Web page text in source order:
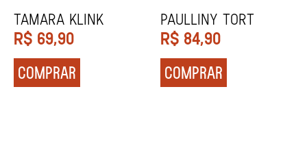
REGINALDO PRANDI
R$ 79,90
COMPRAR
Socorro Acioli
R$ 74,90
COMPRAR